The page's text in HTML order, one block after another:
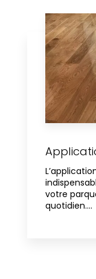
votre
quotidien....